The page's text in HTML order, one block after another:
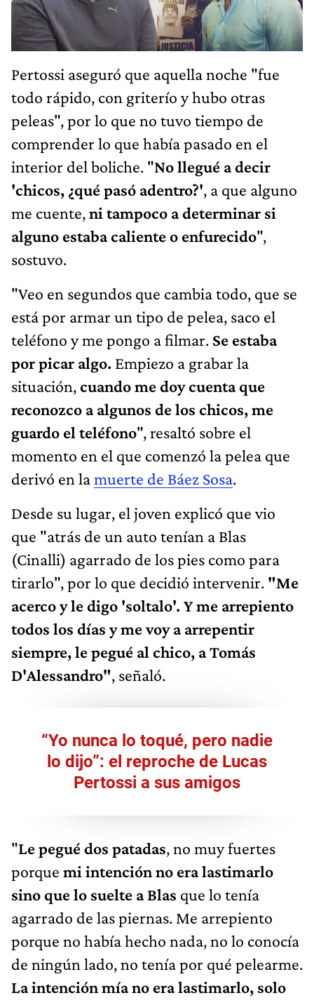
Pertossi aseguró que aquella noche "fue
todo rápido, con griterío y hubo otras
peleas", por lo que no tuvo tiempo de
comprender lo que había pasado en el
interior del boliche. "No llegué a decir
'chicos, ¿qué pasó adentro?', a que alguno
me cuente,ni tampoco a determinar si
alguno estaba caliente o enfurecido",
sostuvo.
"Veo en segundos que cambia todo, que se
está por armar un tipo de pelea, saco el
teléfono y me pongo a filmar. Se estaba
por picar algo. Empiezo a grabar la
situación,cuando me doy cuenta que
reconozco a algunos de los chicos, me
guardo el teléfono", resaltó sobre el
momento en el que comenzó la pelea que
derivó en lamuerte de Báez Sosa.
Desde su lugar, el joven explicó que vio
que "atrás de un auto tenían a Blas
(Cinalli) agarrado de los pies como para
tirarlo", por lo que decidió intervenir. "Me
acerco y le digo 'soltalo'. Y me arrepiento
todos los días y me voy a arrepentir
siempre, le pegué al chico, a Tomás
D'Alessandro", señaló.
“Yo nunca lo toqué, pero nadie
lo dijo”: el reproche de Lucas
Pertossi a sus amigos
"Le pegué dos patadas, no muy fuertes
porque mi intención no era lastimarlo
sino que lo suelte a Blas que lo tenía
agarrado de las piernas. Me arrepiento
porque no había hecho nada, no lo conocía
de ningún lado, no tenía por qué pelearme.
La intención mía no era lastimarlo, solo